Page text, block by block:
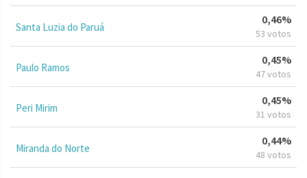
Santa Luzia do Paruá
0,46%
53 votos
Paulo Ramos
0,45%
47 votos
Peri Mirim
0,45%
31 votos
Miranda do Norte
0,44%
48 votos